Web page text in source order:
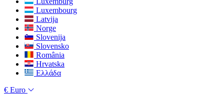
Luxembourg
Latvija
Norge
Slovenija
Slovensko
România
Hrvatska
Ελλάδα
€ Euro